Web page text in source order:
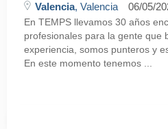
Valencia, Valencia 06/05/
En TEMPS llevamos 30 años
profesionales para la gente que
experiencia, somos punteros y
En este momento tenemos ...